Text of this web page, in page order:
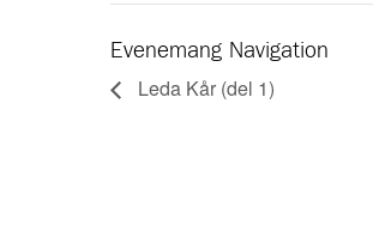
Evenemang Navigation
Leda Kår (del 1)